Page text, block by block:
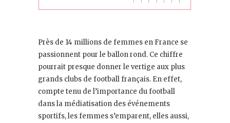
Près de 14 millions de femmes en France se
passionnent pour le ballon rond. Ce chiffre
pourrait presque donner le vertige aux plus
grands clubs de football français. En effet,
compte tenu de l’importance du football
dans la médiatisation des événements
sportifs, les femmes s’emparent, elles aussi,